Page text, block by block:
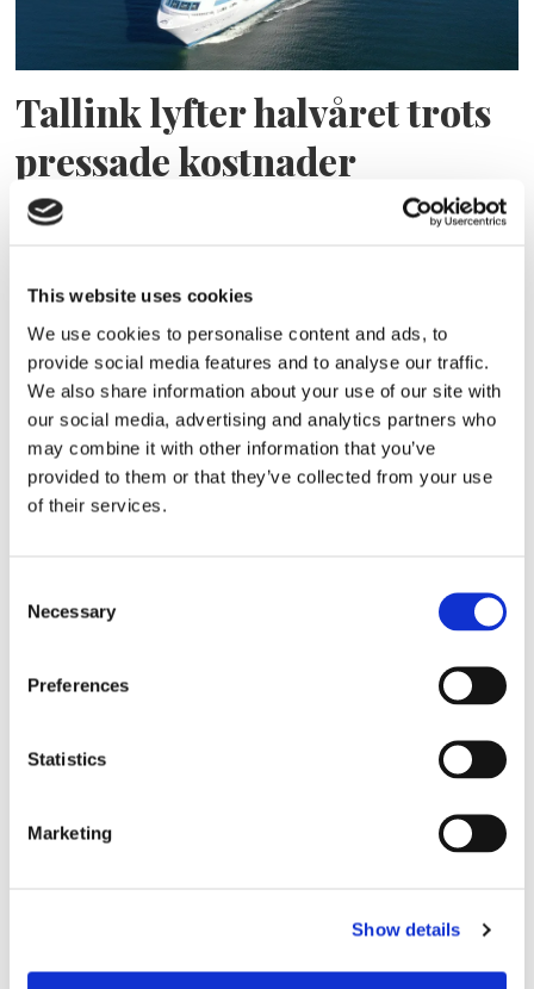
This website uses cookies
We use cookies to personalise content and ads, to
provide social media features and to analyse our traffic.
We also share information about your use of our site with
our social media, advertising and analytics partners who
may combine it with other information that you’ve
provided to them or that they’ve collected from your use
of their services.
Selection
Necessary
Preferences
Statistics
Marketing
Show details
Tallink lyfter halvåret trots
pressade kostnader
Eckerö tyngs av höga
bränslekostnader men
Maritime köper Berg